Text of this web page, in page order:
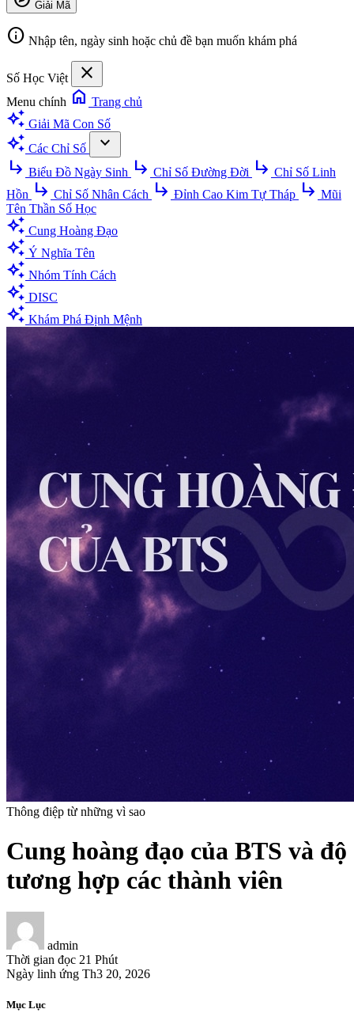
Giải Mã
info Nhập tên, ngày sinh hoặc chủ đề bạn muốn khám phá
Số Học Việt close
Menu chính home Trang chủ
auto_awesome Giải Mã Con Số
auto_awesome Các Chỉ Số
expand_more
subdirectory_arrow_right Biểu Đồ Ngày Sinh subdirectory_arrow_right Chỉ Số Đường Đời subdirectory_arrow_right Chỉ Số Linh
Hồn subdirectory_arrow_right Chỉ Số Nhân Cách subdirectory_arrow_right Đỉnh Cao Kim Tự Tháp subdirectory_arrow_right Mũi
Tên Thần Số Học
auto_awesome Cung Hoàng Đạo
auto_awesome Ý Nghĩa Tên
auto_awesome Nhóm Tính Cách
auto_awesome DISC
auto_awesome Khám Phá Định Mệnh
Thông điệp từ những vì sao
Cung hoàng đạo của BTS và độ
tương hợp các thành viên
admin
Thời gian đọc 21 Phút
Ngày linh ứng Th3 20, 2026
Mục Lục